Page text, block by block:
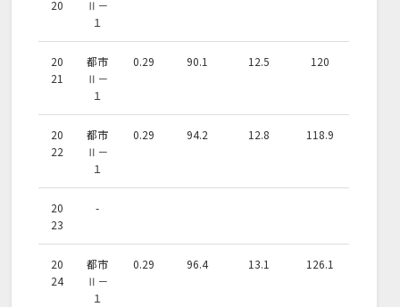
20
Ⅱ－
１
20
21
都市
Ⅱ－
１
0.29 90.1 12.5 120
20
22
都市
Ⅱ－
１
0.29 94.2 12.8 118.9
20
23
-
20
24
都市
Ⅱ－
１
0.29 96.4 13.1 126.1